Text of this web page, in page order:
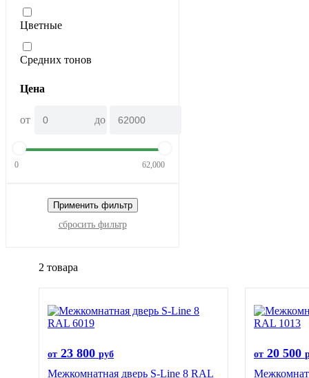
Цветные
Средних тонов
Цена
от до
0 62,000
Применить фильтр
сбросить фильтр
2 товара
от 23 800 руб
Межкомнатная дверь S-Line 8 RAL
от 20 500